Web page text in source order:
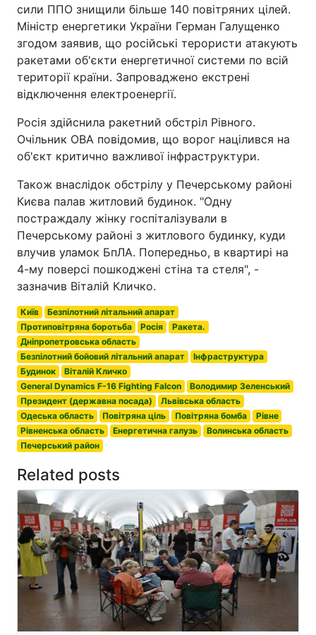
сили ППО знищили більше 140 повітряних цілей.
Міністр енергетики України Герман Галущенко
згодом заявив, що російські терористи атакують
ракетами об'єкти енергетичної системи по всій
території країни. Запроваджено екстрені
відключення електроенергії.
Росія здійснила ракетний обстріл Рівного.
Очільник ОВА повідомив, що ворог націлився на
об'єкт критично важливої інфраструктури.
Також внаслідок обстрілу у Печерському районі
Києва палав житловий будинок. "Одну
постраждалу жінку госпіталізували в
Печерському районі з житлового будинку, куди
влучив уламок БпЛА. Попередньо, в квартирі на
4-му поверсі пошкоджені стіна та стеля", -
зазначив Віталій Кличко.
Київ
Безпілотний літальний апарат
Протиповітряна боротьба
Росія
Ракета.
Дніпропетровська область
Безпілотний бойовий літальний апарат
Інфраструктура
Будинок
Віталій Кличко
General Dynamics F-16 Fighting Falcon
Володимир Зеленський
Президент (державна посада)
Львівська область
Одеська область
Повітряна ціль Повітряна бомба
Рівне
Рівненська область
Енергетична галузь
Волинська область
Печерський район
Related posts